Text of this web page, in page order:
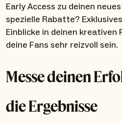
Early Access zu deinen
spezielle Rabatte?
Einblicke in deinen kreativen
deine Fans sehr reizvoll sein.
Messe deinen
die Ergebnisse